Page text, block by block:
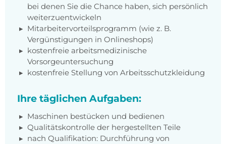
bei denen Sie die Chance haben, sich persönlich
weiterzuentwickeln
Mitarbeitervorteilsprogramm (wie z. B.
Vergünstigungen in Onlineshops)
kostenfreie arbeitsmedizinische
Vorsorgeuntersuchung
kostenfreie Stellung von Arbeitsschutzkleidung
Ihre täglichen Aufgaben:
Maschinen bestücken und bedienen
Qualitätskontrolle der hergestellten Teile
nach Qualifikation: Durchführung von